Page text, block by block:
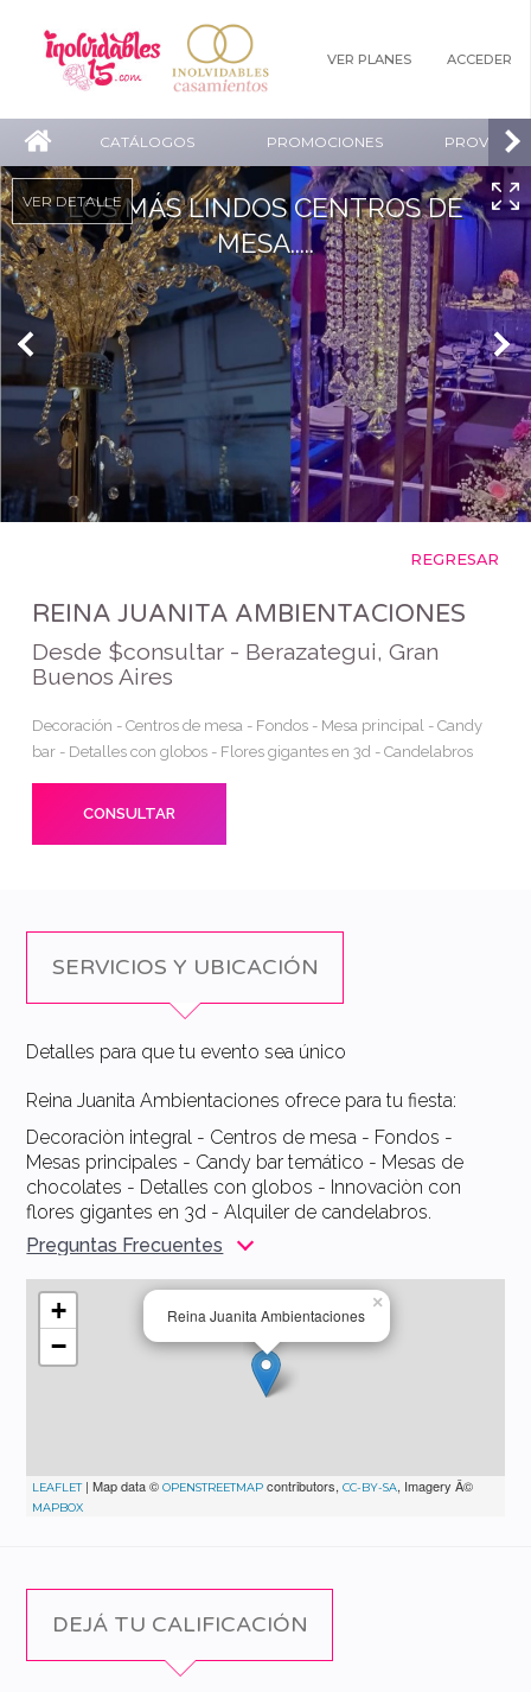
VER PLANES ACCEDER
CATÁLOGOS PROMOCIONES
VER DETALLE
LOS MÁS LINDOS CENTROS DE
MESA.....
REGRESAR
REINA JUANITA AMBIENTACIONES
Desde $consultar - Berazategui, Gran
Buenos Aires
Decoración - Centros de mesa - Fondos - Mesa principal - Candy
bar - Detalles con globos - Flores gigantes en 3d - Candelabros
CONSULTAR
SERVICIOS Y UBICACIÓN
Detalles para que tu evento sea único
Reina Juanita Ambientaciones ofrece para tu fiesta:
Decoraciòn integral - Centros de mesa - Fondos -
Mesas principales - Candy bar temático - Mesas de
chocolates - Detalles con globos - Innovaciòn con
flores gigantes en 3d - Alquiler de candelabros.
Preguntas Frecuentes
Reina Juanita Ambientaciones
×
+
−
LEAFLET| Map data ©OPENSTREETMAP contributors,CC-BY-SA, Imagery Â©
MAPBOX
DEJÁ TU CALIFICACIÓN